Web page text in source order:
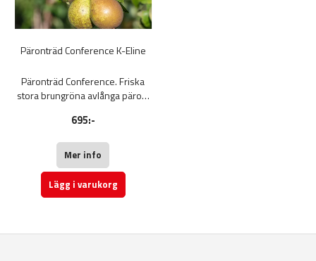
Päronträd Conference K-Eline
Päronträd Conference. Friska
stora brungröna avlånga päron.
saftigt fruktkött med en söt
Fruktträd
695:-
Mer info
Lägg i varukorg